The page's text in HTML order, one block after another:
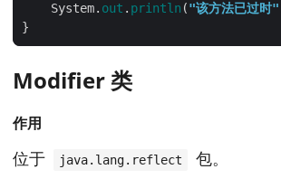
    System.
out . println ("该方法已过时"
Modifier 类
作用
位于 java.lang.reflect
包。